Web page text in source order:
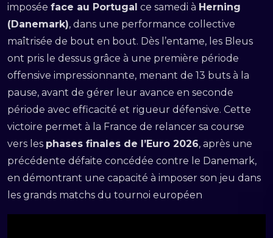
imposée face au Portugal ce samedi à Herning
(Danemark), dans une performance collective
maîtrisée de bout en bout. Dès l’entame, les Bleus
ont pris le dessus grâce à une première période
offensive impressionnante, menant de 13 buts à la
pause, avant de gérer leur avance en seconde
période avec efficacité et rigueur défensive. Cette
victoire permet à la France de relancer sa course
vers les phases finales de l’Euro 2026, après une
précédente défaite concédée contre le Danemark,
en démontrant une capacité à imposer son jeu dans
les grands matchs du tournoi européen